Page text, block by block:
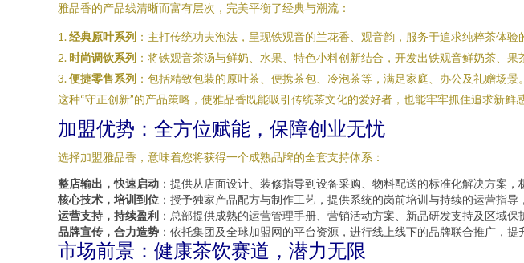
雅品香的产品线清晰而富有层次，完美平衡了经典与潮流：
1.经典原叶系列 ：主打传统功夫泡法，呈现铁观音的兰花香、观音韵，服务于追求纯粹茶体验
2. 时尚调饮系列 ：将铁观音茶汤与鲜奶、水果、特色小料创新结合，开发出铁观音鲜奶茶、
3.便捷零售系列 ：包括精致包装的原叶茶、便携茶包、冷泡茶等，满足家庭、办公及礼赠场景。
这种“守正创新”的产品策略，使雅品香既能吸引传统茶文化的爱好者，也能牢牢抓住追求新鲜
加盟优势：全方位赋能，保障创业无忧
选择加盟雅品香，意味着您将获得一个成熟品牌的全套支持体系：
整店输出，快速启动 ：提供从店面设计、装修指导到设备采购、物料配送的标准化解决方案，
核心技术，培训到位 ：授予独家产品配方与制作工艺，提供系统的岗前培训与持续的运营指导
运营支持，持续盈利 ：总部提供成熟的运营管理手册、营销活动方案、新品研发支持及区域保
品牌宣传，合力造势 ：依托集团及全球加盟网的平台资源，进行线上线下的品牌联合推广，提
市场前景：健康茶饮赛道，潜力无限